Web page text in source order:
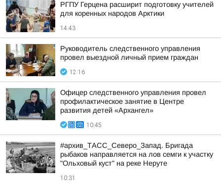
РГПУ Герцена расширит подготовку учителей
для коренных народов Арктики
14:43
Руководитель следственного управления
провел выездной личный прием граждан
12:16
Офицер следственного управления провел
профилактическое занятие в Центре
развития детей «Архангел»
10:45
#архив_ТАСС_Северо_Запад. Бригада
рыбаков направляется на лов семги к участку
"Ольховый куст" на реке Неруте
10:31